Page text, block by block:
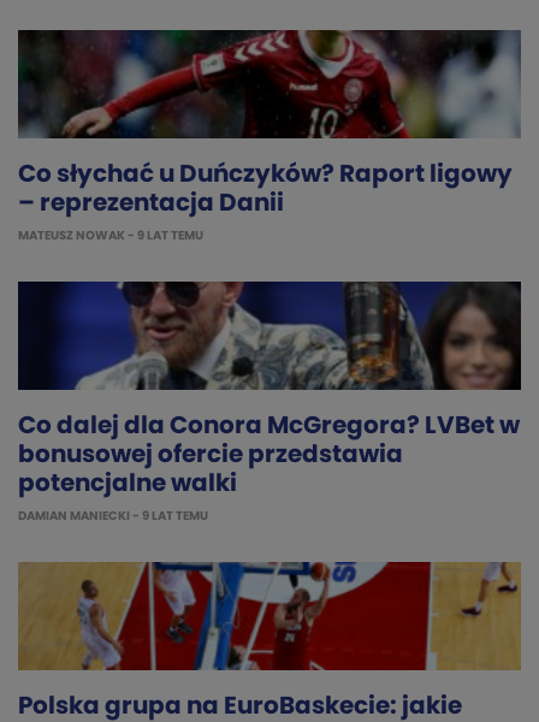
Co słychać u Duńczyków? Raport ligowy
– reprezentacja Danii
MATEUSZ NOWAK - 9 LAT TEMU
Co dalej dla Conora McGregora? LVBet w
bonusowej ofercie przedstawia
potencjalne walki
DAMIAN MANIECKI - 9 LAT TEMU
Polska grupa na EuroBaskecie: jakie